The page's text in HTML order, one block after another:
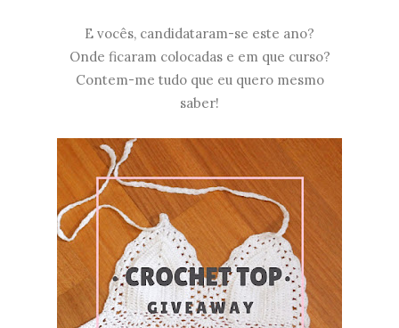
E vocês, candidataram-se este ano?
Onde ficaram colocadas e em que curso?
Contem-me tudo que eu quero mesmo
saber!